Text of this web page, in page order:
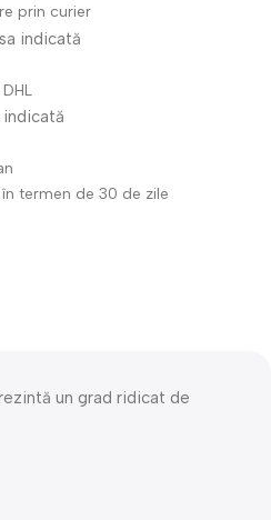
prin curier
indicată
indicată
termen de 30 de zile
un grad ridicat de